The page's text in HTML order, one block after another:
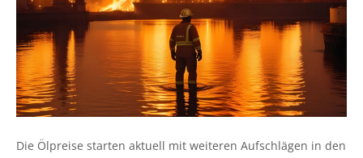
Die Ölpreise starten aktuell mit weiteren Aufschlägen in den